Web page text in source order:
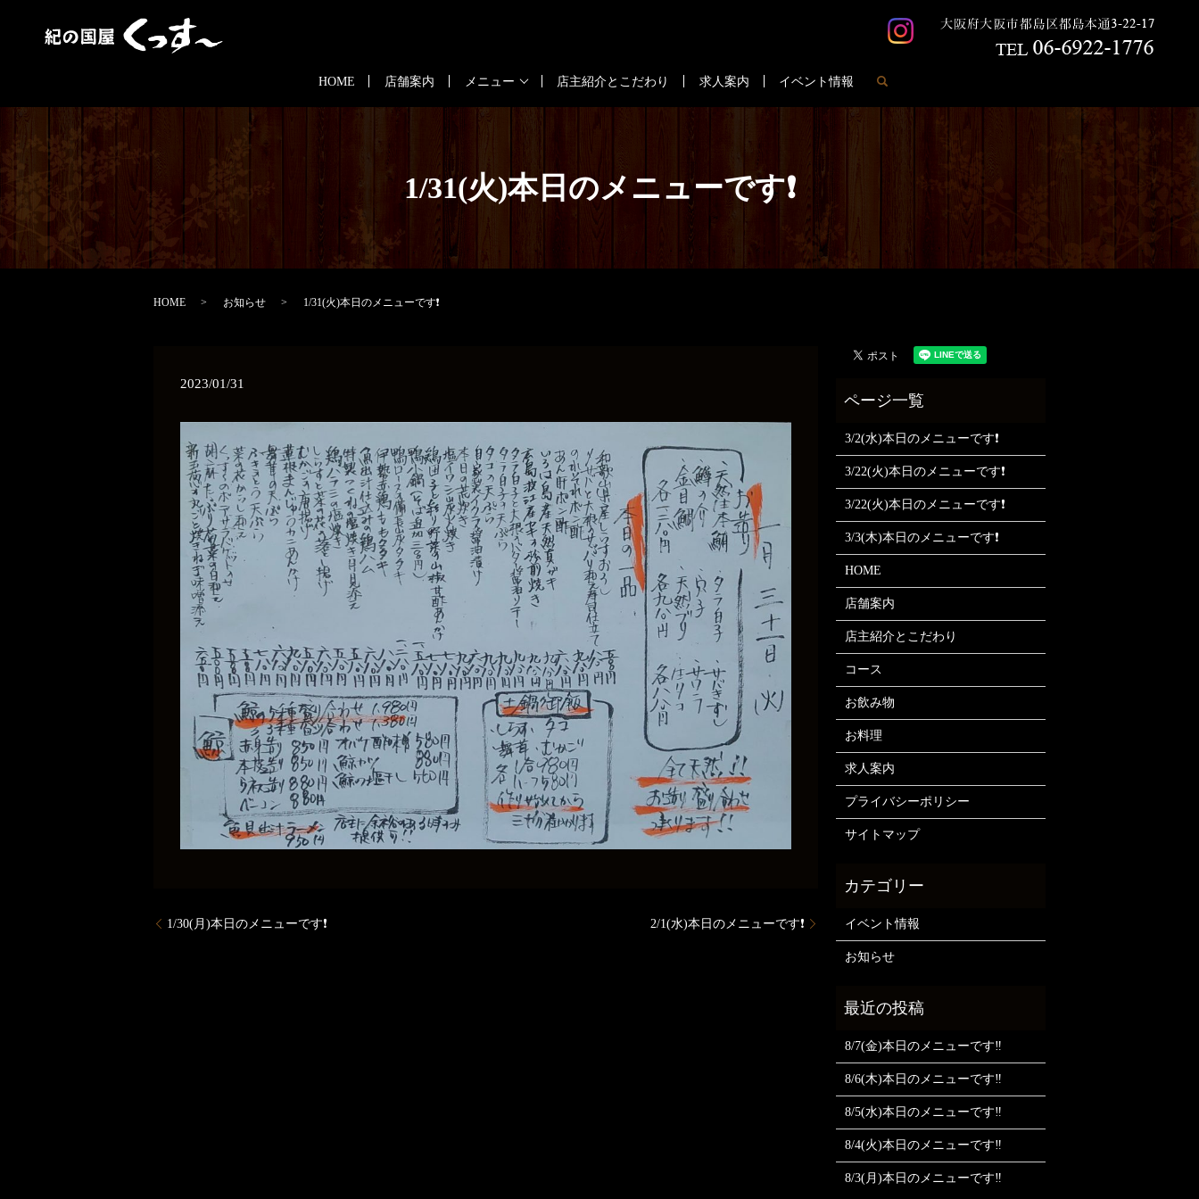
HOME 店舗案内 メニュー 店主紹介とこだわり 求人案内 イベント情報
1/31(火)本日のメニューです❗
HOME お知らせ 1/31(火)本日のメニューです❗
2023/01/31
1/30(月)本日のメニューです❗ 2/1(水)本日のメニューです❗
3/2(水)本日のメニューです❗
3/22(火)本日のメニューです❗
3/22(火)本日のメニューです❗
3/3(木)本日のメニューです❗
HOME
店舗案内
店主紹介とこだわり
コース
お飲み物
お料理
求人案内
プライバシーポリシー
サイトマップ
イベント情報
お知らせ
8/7(金)本日のメニューです‼️
8/6(木)本日のメニューです‼️
8/5(水)本日のメニューです‼️
8/4(火)本日のメニューです‼️
8/3(月)本日のメニューです‼️